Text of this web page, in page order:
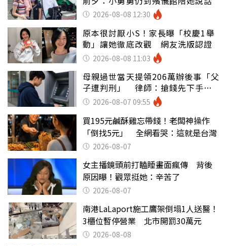
2026-08-08 12:30
原本很討厭小S！家長曝「校慶1舉
動」讓她徹底改觀 網友洗版認證
2026-08-08 11:03
母親過世當天提領206萬辦後事「父
子遭判刑」 律師：搶錢先下手是
罪 2026-08-07 09:55
買195元鹹酥雞忘帶錢！老闆神操作
「倒找5元」 全網看哭：這就是台灣
2026-08-07
女主播鏡頭前打瞌睡畫面瘋傳 背後
原因曝！觀眾挺她：辛苦了
2026-08-07
南港LaLaport施工鷹架倒塌1人送醫！
3櫃位暫停營業 北市開罰30萬元
2026-08-08